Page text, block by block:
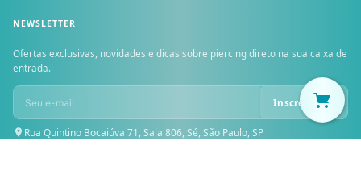
NEWSLETTER
Ofertas exclusivas, novidades e dicas sobre piercing direto na sua caixa de
entrada.
Inscrever-se
Rua Quintino Bocaiúva 71, Sala 806, Sé, São Paulo, SP